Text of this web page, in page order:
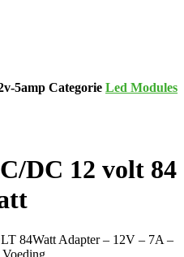
5amp Categorie Led Modules
DC 12 volt 84
84Watt Adapter – 12V – 7A –